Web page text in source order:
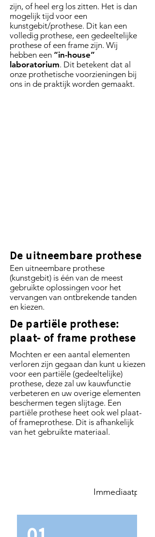
zijn, of heel erg los zitten. Het is dan
mogelijk tijd voor een
kunstgebit/prothese. Dit kan een
volledig prothese, een gedeeltelijke
prothese of een frame zijn. Wij
hebben een “in-house”
laboratorium. Dit betekent dat al
onze prothetische voorzieningen bij
ons in de praktijk worden gemaakt.
De uitneembare prothese
Een uitneembare prothese
(kunstgebit) is één van de meest
gebruikte oplossingen voor het
vervangen van ontbrekende tanden
en kiezen.
De partiële prothese:
plaat- of frame prothese
Mochten er een aantal elementen
verloren zijn gegaan dan kunt u kiezen
voor een partiële (gedeeltelijke)
prothese, deze zal uw kauwfunctie
verbeteren en uw overige elementen
beschermen tegen slijtage. Een
partiële prothese heet ook wel plaat-
of frameprothese. Dit is afhankelijk
van het gebruikte materiaal.